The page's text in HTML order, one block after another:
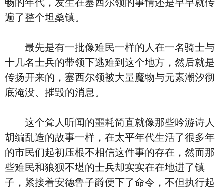
畅的年代，发生在塞西尔领的事情还是早早就传
遍了整个坦桑镇。
最先是有一批像难民一样的人在一名骑士与
十几名士兵的带领下逃难到这个地方，然后就是
传扬开来的，塞西尔领被大量魔物与元素潮汐彻
底淹没、摧毁的消息。
这个耸人听闻的噩耗简直就像那些吟游诗人
胡编乱造的故事一样，在太平年代生活了很多年
的市民们起初压根不相信这件事的存在，然而那
些难民和狼狈不堪的士兵却实实在在地进了镇
子，紧接着安德鲁子爵便下了命令，不但执行起